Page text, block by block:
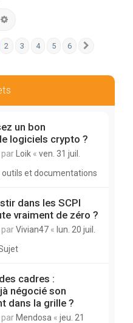
2 3 4 5 6
un bon
logiciels crypto ?
parLoik « ven. 31 juil.
outils et documentations
dans les SCPI
vraiment de zéro ?
parVivian47 « lun. 20 juil.
cadres :
négocié son
dans la grille ?
parMendosa « jeu. 21